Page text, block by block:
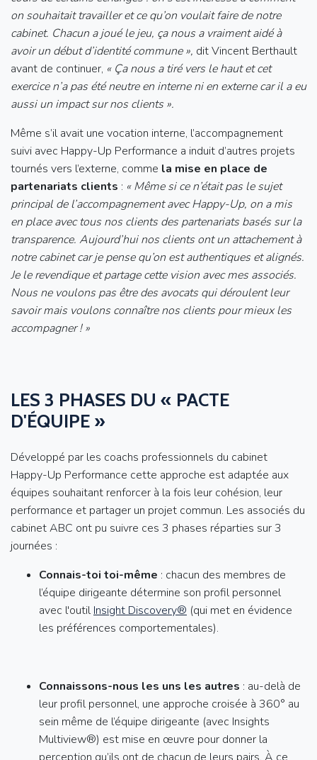
on souhaitait travailler et ce qu’on voulait faire de notre
cabinet. Chacun a joué le jeu, ça nous a vraiment aidé à
avoir un début d’identité commune », dit Vincent Berthault
avant de continuer, « Ça nous a tiré vers le haut et cet
exercice n’a pas été neutre en interne ni en externe car il a eu
aussi un impact sur nos clients ».
Même s’il avait une vocation interne, l’accompagnement
suivi avec Happy-Up Performance a induit d’autres projets
tournés vers l’externe, comme la mise en place de
partenariats clients : « Même si ce n’était pas le sujet
principal de l’accompagnement avec Happy-Up, on a mis
en place avec tous nos clients des partenariats basés sur la
transparence. Aujourd’hui nos clients ont un attachement à
notre cabinet car je pense qu’on est authentiques et alignés.
Je le revendique et partage cette vision avec mes associés.
Nous ne voulons pas être des avocats qui déroulent leur
savoir mais voulons connaître nos clients pour mieux les
accompagner ! »
LES 3 PHASES DU « PACTE
D'ÉQUIPE »
Développé par les coachs professionnels du cabinet
Happy-Up Performance cette approche est adaptée aux
équipes souhaitant renforcer à la fois leur cohésion, leur
performance et partager un projet commun. Les associés du
cabinet ABC ont pu suivre ces 3 phases réparties sur 3
journées :
Connais-toi toi-même : chacun des membres de
l’équipe dirigeante détermine son profil personnel
avec l'outilInsight Discovery® (qui met en évidence
les préférences comportementales).
Connaissons-nous les uns les autres : au-delà de
leur profil personnel, une approche croisée à 360° au
sein même de l’équipe dirigeante (avec Insights
Multiview®) est mise en œuvre pour donner la